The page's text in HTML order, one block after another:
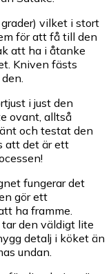
vilket i stort
för att få till den
att ha i åtanke
Kniven fästs
i just den
ovant, alltså
och testat den
att det är ett
fungerar det
gör ett
ha framme.
den väldigt lite
detalj i köket än
undan.